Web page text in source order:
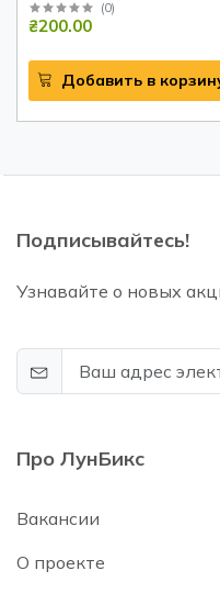
(0)
₴200.00
Добавить в
Подписывайтесь!
Узнавайте о новых
Про ЛунБикс
Вакансии
О проекте